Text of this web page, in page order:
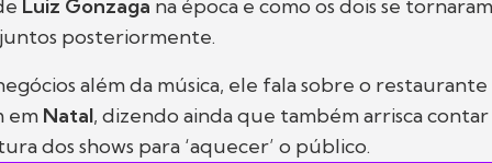
Luiz Gonzaga na época e como os dois se
posteriormente.
além da música, ele fala sobre o restaurante
em Natal, dizendo ainda que também arrisca contar
dos shows para ‘aquecer’ o público.